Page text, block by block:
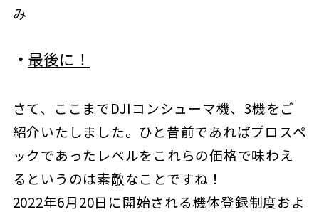
み
・ 最後に！
さて、ここまでDJIコンシューマ機、3機をご
紹介いたしました。ひと昔前であればプロスペ
ックであったレベルをこれらの価格で味わえ
るというのは素敵なことですね！
2022年6月20日に開始される機体登録制度およ